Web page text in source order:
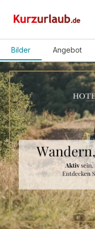
Bilder Angebot